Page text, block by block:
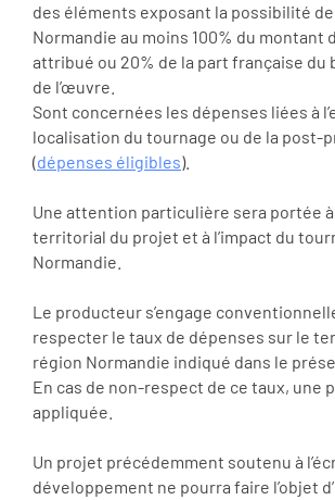
des éléments exposant la possibilité
Normandie au moins 100% du montant
attribué ou 20% de la part française
de l’œuvre.
Sont concernées les dépenses liées à
localisation du tournage ou de la post-
(dépenses éligibles).
Une attention particulière sera portée à
territorial du projet et à l’impact du
Normandie.
Le producteur s’engage
respecter le taux de dépenses sur le
région Normandie indiqué dans le
En cas de non-respect de ce taux, une
appliquée.
Un projet précédemment soutenu à
développement ne pourra faire l’objet